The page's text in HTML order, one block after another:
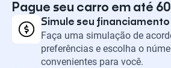
Pague seu carro em até
Simule seu financiamento
Faça uma simulação de
preferências e escolha o
convenientes para você.